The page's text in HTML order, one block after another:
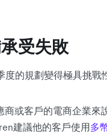
受失敗
的規劃變得極具挑戰
商或客戶的電商企業
建議他的客戶使用多